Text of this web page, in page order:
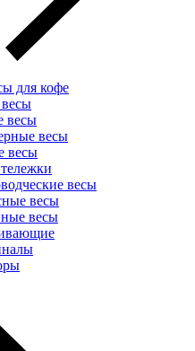
для кофе
весы
весы
весы
весы
весы
весы